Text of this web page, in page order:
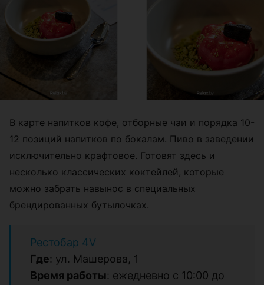
В карте напитков кофе, отборные чаи и порядка 10-
12 позиций напитков по бокалам. Пиво в заведении
исключительно крафтовое. Готовят здесь и
несколько классических коктейлей, которые
можно забрать навынос в специальных
брендированных бутылочках.
Рестобар 4V
Где: ул. Машерова, 1
Время работы: ежедневно с 10:00 до